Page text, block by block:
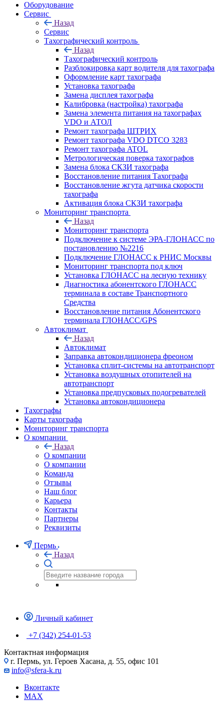
Оборудование
Сервис
Назад
Сервис
Тахографический контроль
Назад
Тахографический контроль
Разблокировка карт водителя для тахографа
Оформление карт тахографа
Установка тахографа
Замена дисплея тахографа
Калибровка (настройка) тахографа
Замена элемента питания на тахографах
VDO и АТОЛ
Ремонт тахографа ШТРИХ
Ремонт тахографа VDO DTCO 3283
Ремонт тахографа ATOL
Метрологическая поверка тахографов
Замена блока СКЗИ тахографа
Восстановление питания Тахографа
Восстановление жгута датчика скорости
тахографа
Активация блока СКЗИ тахографа
Мониторинг транспорта
Назад
Мониторинг транспорта
Подключение к системе ЭРА-ГЛОНАСС по
постановлению №2216
Подключение ГЛОНАСС к РНИС Москвы
Мониторинг транспорта под ключ
Установка ГЛОНАСС на лесную технику
Диагностика абонентского ГЛОНАСС
терминала в составе Транспортного
Средства
Восстановление питания Абонентского
терминала ГЛОНАСС/GPS
Автоклимат
Назад
Автоклимат
Заправка автокондиционера фреоном
Установка сплит-системы на автотранспорт
Установка воздушных отопителей на
автотранспорт
Установка предпусковых подогревателей
Установка автокондиционера
Тахографы
Карты тахографа
Мониторинг транспорта
О компании
Назад
О компании
О компании
Команда
Отзывы
Наш блог
Карьера
Контакты
Партнеры
Реквизиты
Пермь
Назад
Личный кабинет
+7 (342) 254-01-53
Контактная информация
г. Пермь, ул. Героев Хасана, д. 55, офис 101
info@sfera-k.ru
Вконтакте
MAX